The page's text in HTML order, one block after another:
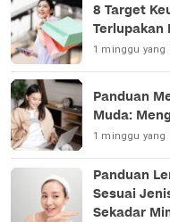
8 Target
Terlupakan
1 minggu yang
Panduan
Muda:
1 minggu yang
Panduan
Sesuai
Sekadar